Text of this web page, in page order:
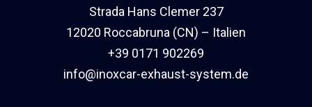
Strada Hans Clemer 237
12020 Roccabruna (CN) – Italien
+39 0171 902269
info@inoxcar-exhaust-system.de